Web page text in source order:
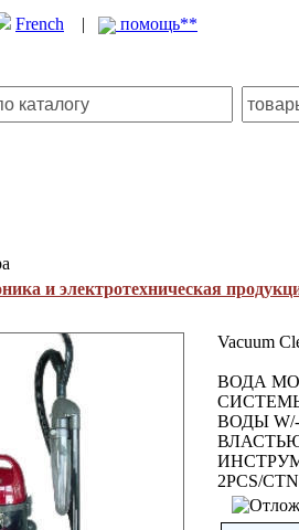
French | помощь**
и электротехническая
Vacuum
ВОДА
ВОДЫ
2PCS/